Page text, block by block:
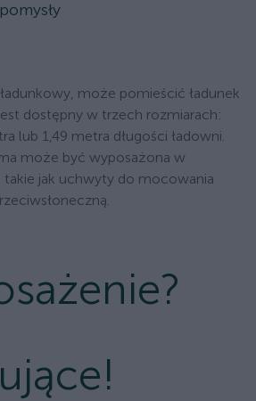
pomysły
może pomieścić ładunek
dostępny w trzech rozmiarach:
lub 1,49 metra długości ładowni.
może być wyposażona w
takie jak uchwyty do mocowania